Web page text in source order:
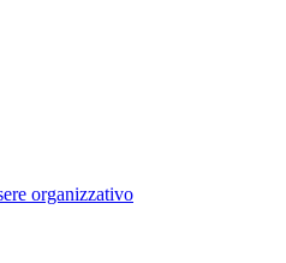
organizzativo